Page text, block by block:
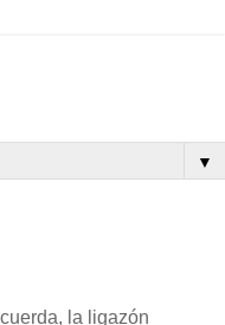
▼
la ligazón